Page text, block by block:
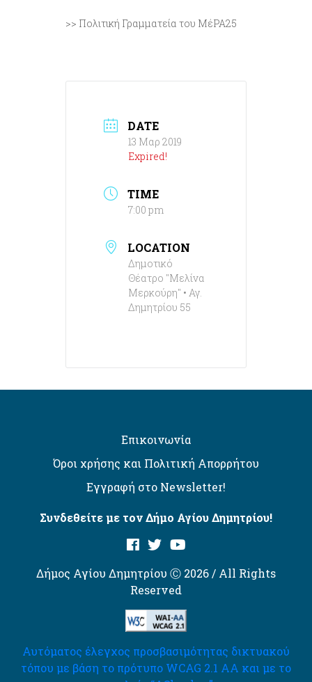
>> Πολιτική Γραμματεία του ΜέΡΑ25
DATE
13 Μαρ 2019
Expired!
TIME
7:00 pm
LOCATION
Δημοτικό
Θέατρο "Μελίνα
Μερκούρη" • Αγ.
Δημητρίου 55
Επικοινωνία
Όροι χρήσης και Πολιτική Απορρήτου
Εγγραφή στο Newsletter!
Συνδεθείτε με τον Δήμο Αγίου Δημητρίου!
Δήμος Αγίου Δημητρίου Ⓒ 2026 / All Rights
Reserved
Αυτόματος έλεγχος προσβασιμότητας δικτυακού
τόπου με βάση το πρότυπο WCAG 2.1 AA και με το